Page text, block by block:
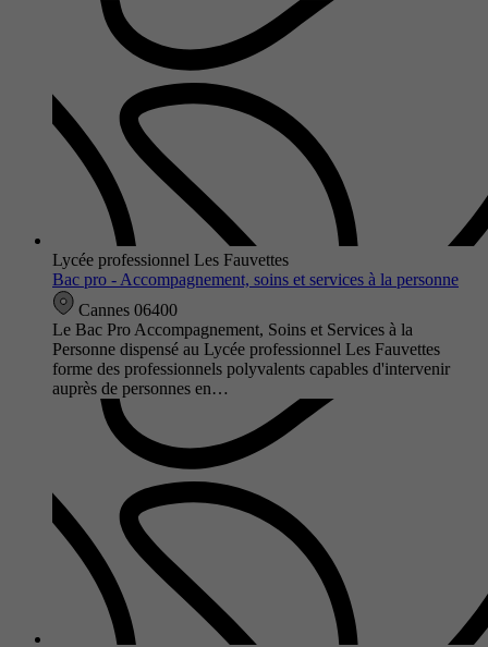
Lycée professionnel Les Fauvettes
Bac pro - Accompagnement, soins et services à la personne
Cannes 06400
Le Bac Pro Accompagnement, Soins et Services à la
Personne dispensé au Lycée professionnel Les Fauvettes
forme des professionnels polyvalents capables d'intervenir
auprès de personnes en…